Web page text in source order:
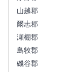
山越郡
爾志郡
瀬棚郡
島牧郡
磯谷郡